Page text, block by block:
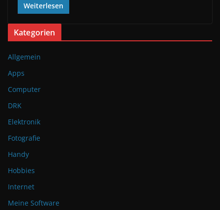
Weiterlesen
Kategorien
Allgemein
Apps
Computer
DRK
Elektronik
Fotografie
Handy
Hobbies
Internet
Meine Software